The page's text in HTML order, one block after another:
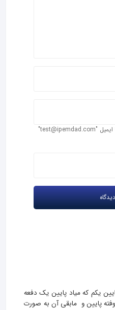
در صورتی که ایمیل ندارید، لطفاً ایمیل "test@ipemdad.com"
یکم که میاد پایین یک دفعه
یک 40 سانتی میوفته پایین و  مابقی آن به صورت